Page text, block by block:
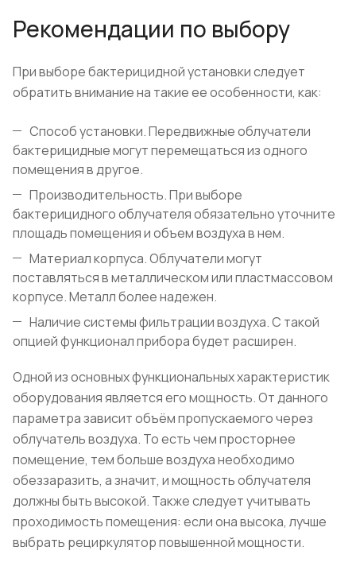
Рекомендации по выбору
При выборе бактерицидной установки следует
обратить внимание на такие ее особенности, как:
Способ установки. Передвижные облучатели
бактерицидные могут перемещаться из одного
помещения в другое.
Производительность. При выборе
бактерицидного облучателя обязательно уточните
площадь помещения и объем воздуха в нем.
Материал корпуса. Облучатели могут
поставляться в металлическом или пластмассовом
корпусе. Металл более надежен.
Наличие системы фильтрации воздуха. С такой
опцией функционал прибора будет расширен.
Одной из основных функциональных характеристик
оборудования является его мощность. От данного
параметра зависит объём пропускаемого через
облучатель воздуха. То есть чем просторнее
помещение, тем больше воздуха необходимо
обеззаразить, а значит, и мощность облучателя
должны быть высокой. Также следует учитывать
проходимость помещения: если она высока, лучше
выбрать рециркулятор повышенной мощности.